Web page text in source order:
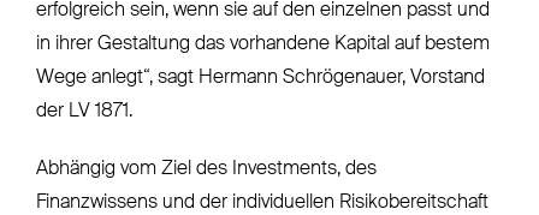
erfolgreich sein, wenn sie auf den einzelnen passt und
in ihrer Gestaltung das vorhandene Kapital auf bestem
Wege anlegt“, sagt Hermann Schrögenauer, Vorstand
der LV 1871.
Abhängig vom Ziel des Investments, des
Finanzwissens und der individuellen Risikobereitschaft